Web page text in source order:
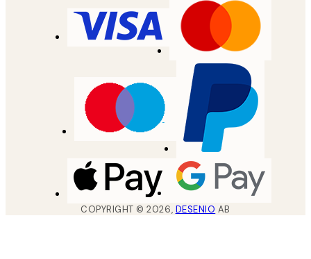
COPYRIGHT ©2026, DESENIO AB